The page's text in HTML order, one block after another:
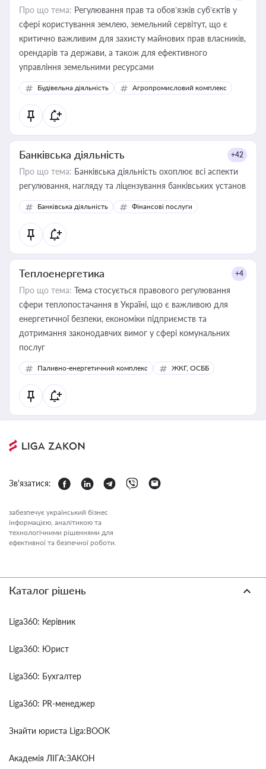
Про що тема: Регулювання прав та обов’язків суб’єктів у
сфері користування землею, земельний сервітут, що є
критично важливим для захисту майнових прав власників,
орендарів та держави, а також для ефективного
управління земельними ресурсами
Будівельна діяльність Агропромисловий комплекс
Банківська діяльність +42
Про що тема: Банківська діяльність охоплює всі аспекти
регулювання, нагляду та ліцензування банківських установ
Банківська діяльність Фінансові послуги
Теплоенергетика +4
Про що тема: Тема стосується правового регулювання
сфери теплопостачання в Україні, що є важливою для
енергетичної безпеки, економіки підприємств та
дотримання законодавчих вимог у сфері комунальних
послуг
Паливно-енергетичний комплекс ЖКГ, ОСББ
Зв'язатися:
забезпечує український бізнес
інформацією, аналітикою та
технологічними рішеннями для
ефективної та безпечної роботи.
Каталог рішень
Liga360: Керівник
Liga360: Юрист
Liga360: Бухгалтер
Liga360: PR-менеджер
Знайти юриста Liga:BOOK
Академія ЛІГА:ЗАКОН